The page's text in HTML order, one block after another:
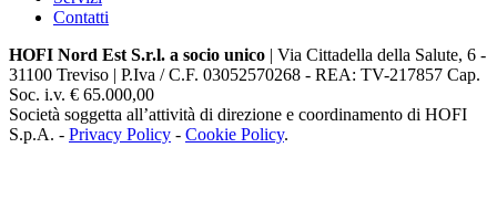
Contatti
HOFI Nord Est S.r.l. a socio unico | Via Cittadella della Salute, 6 -
31100 Treviso | P.Iva / C.F. 03052570268 - REA: TV-217857 Cap.
Soc. i.v. € 65.000,00
Società soggetta all’attività di direzione e coordinamento di HOFI
S.p.A. - Privacy Policy - Cookie Policy.